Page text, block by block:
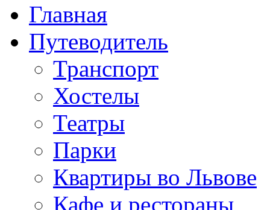
Главная
Путеводитель
Транспорт
Хостелы
Театры
Парки
Квартиры во Львове
Кафе и рестораны